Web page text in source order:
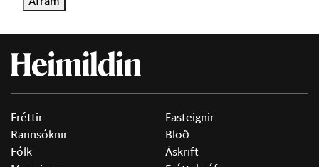
Fréttir
Rannsóknir
Fólk
Fasteignir
Blöð
Áskrift